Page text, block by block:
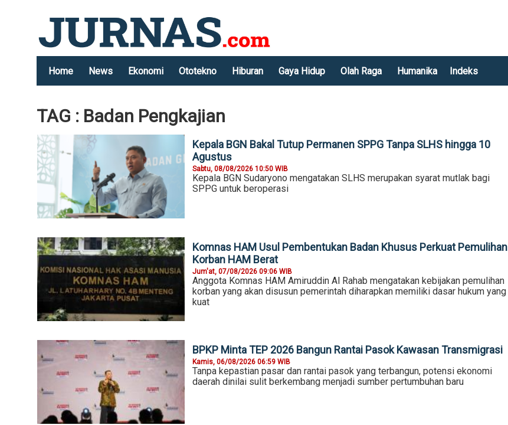
Home News Ekonomi Ototekno Hiburan Gaya Hidup Olah Raga Humanika Indeks
TAG : Badan Pengkajian
Kepala BGN Bakal Tutup Permanen SPPG Tanpa SLHS hingga 10
Agustus
Sabtu, 08/08/2026 10:50 WIB
Kepala BGN Sudaryono mengatakan SLHS merupakan syarat mutlak bagi
SPPG untuk beroperasi
Komnas HAM Usul Pembentukan Badan Khusus Perkuat Pemulihan
Korban HAM Berat
Jum'at, 07/08/2026 09:06 WIB
Anggota Komnas HAM Amiruddin Al Rahab mengatakan kebijakan pemulihan
korban yang akan disusun pemerintah diharapkan memiliki dasar hukum yang
kuat
BPKP Minta TEP 2026 Bangun Rantai Pasok Kawasan Transmigrasi
Kamis, 06/08/2026 06:59 WIB
Tanpa kepastian pasar dan rantai pasok yang terbangun, potensi ekonomi
daerah dinilai sulit berkembang menjadi sumber pertumbuhan baru